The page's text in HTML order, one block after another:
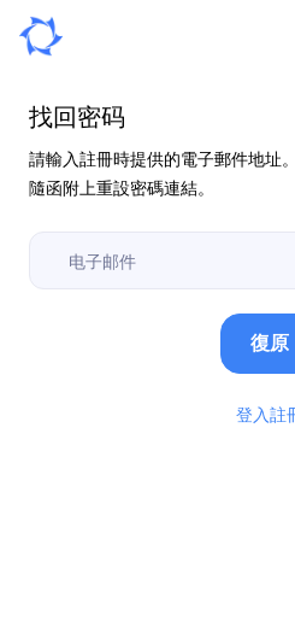
找回密码
請輸入註冊時提供的電子郵件地址
隨函附上重設密碼連結。
復原
登入註